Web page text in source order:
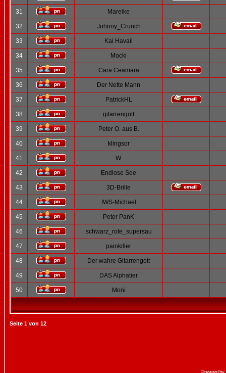
31 Mareike
32 Johnny_Crunch
33 Kai Havaii
34 Mocki
35 Cara Ceamara
36 Der Nette Mann
37 PatrickHL
38 gitarrengott
39 Peter O. aus B.
40 klingsor
41 W.
42 Endlose See
43 3D-Brille
44 IWS-Michael
45 Peter PanK
46 schwarz_rote_supersau
47 painkiller
48 Der wahre Gitarrengott
49 DAS Alphatier
50 Moni
Seite 1 von 12
Powered by